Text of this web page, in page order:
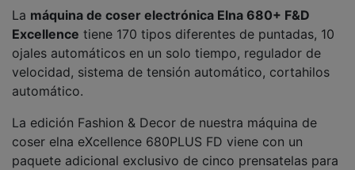
La máquina de coser electrónica Elna 680+ F&D
Excellence tiene 170 tipos diferentes de puntadas, 10
ojales automáticos en un solo tiempo, regulador de
velocidad, sistema de tensión automático, cortahilos
automático.
La edición Fashion & Decor de nuestra máquina de
coser elna eXcellence 680PLUS FD viene con un
paquete adicional exclusivo de cinco prensatelas para